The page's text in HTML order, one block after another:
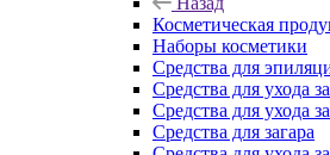
Косметическая
Наборы косметики
Средства для
Средства для ухода
Средства для ухода
Средства для загара